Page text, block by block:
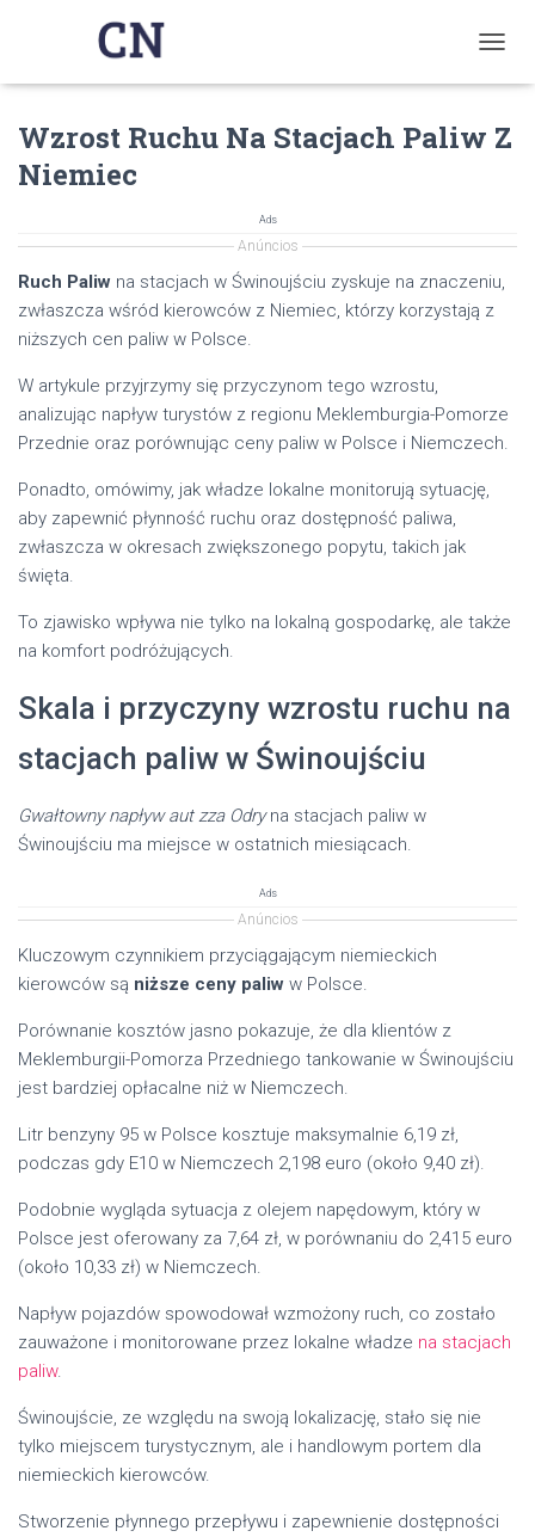
O
G
L
G
A
Wzrost Ruchu Na Stacjach Paliw Z
Niemiec
Ads
Anúncios
Ruch Paliw na stacjach w Świnoujściu zyskuje na znaczeniu,
zwłaszcza wśród kierowców z Niemiec, którzy korzystają z
niższych cen paliw w Polsce.
W artykule przyjrzymy się przyczynom tego wzrostu,
analizując napływ turystów z regionu Meklemburgia-Pomorze
Przednie oraz porównując ceny paliw w Polsce i Niemczech.
Ponadto, omówimy, jak władze lokalne monitorują sytuację,
aby zapewnić płynność ruchu oraz dostępność paliwa,
zwłaszcza w okresach zwiększonego popytu, takich jak
święta.
To zjawisko wpływa nie tylko na lokalną gospodarkę, ale także
na komfort podróżujących.
Skala i przyczyny wzrostu ruchu na
stacjach paliw w Świnoujściu
Gwałtowny napływ aut zza Odryna stacjach paliw w
Świnoujściu ma miejsce w ostatnich miesiącach.
Ads
Anúncios
Kluczowym czynnikiem przyciągającym niemieckich
kierowców są niższe ceny paliw w Polsce.
Porównanie kosztów jasno pokazuje, że dla klientów z
Meklemburgii-Pomorza Przedniego tankowanie w Świnoujściu
jest bardziej opłacalne niż w Niemczech.
Litr benzyny 95 w Polsce kosztuje maksymalnie 6,19 zł,
podczas gdy E10 w Niemczech 2,198 euro (około 9,40 zł).
Podobnie wygląda sytuacja z olejem napędowym, który w
Polsce jest oferowany za 7,64 zł, w porównaniu do 2,415 euro
(około 10,33 zł) w Niemczech.
Napływ pojazdów spowodował wzmożony ruch, co zostało
zauważone i monitorowane przez lokalne władze na stacjach
paliw.
Świnoujście, ze względu na swoją lokalizację, stało się nie
tylko miejscem turystycznym, ale i handlowym portem dla
niemieckich kierowców.
Stworzenie płynnego przepływu i zapewnienie dostępności